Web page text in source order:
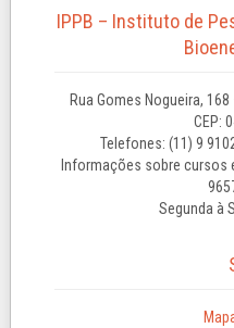
IPPB – Instituto de
Rua Gomes Nogueira,
CEP:
Telefones: (11) 9
Informações sobre cursos
Segunda à